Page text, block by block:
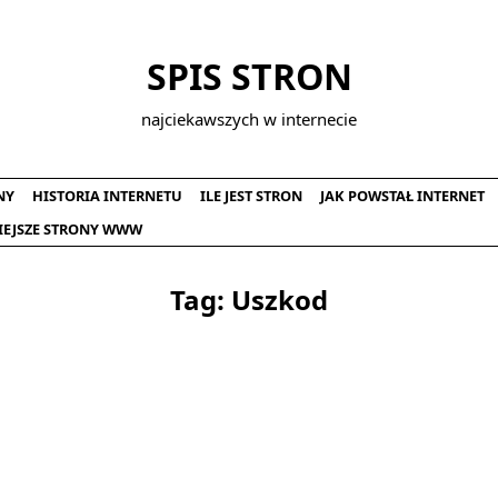
SPIS STRON
najciekawszych w internecie
HISTORIA INTERNETU ILE JEST STRON
JAK POWSTAŁ INTERNET
STRONY WWW
Tag: Uszkod